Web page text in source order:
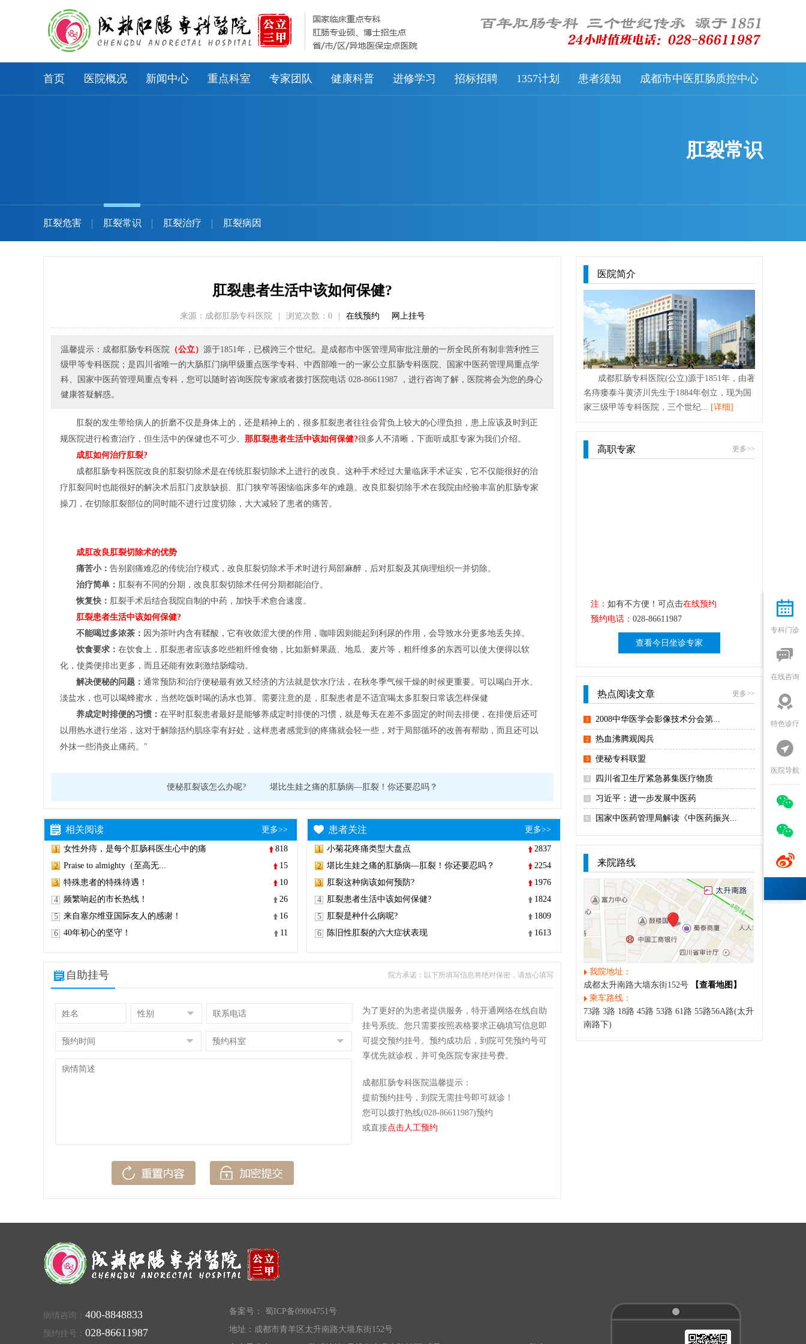
首页 医院概况 新闻中心 重点科室 专家团队 健康科普 进修学习 招标招聘 1357计划 患者须知 成都市中医肛肠质控中心
肛裂常识
肛裂危害 肛裂常识 肛裂治疗 肛裂病因
肛裂患者生活中该如何保健?
来源：成都肛肠专科医院 浏览次数： 0 在线预约 网上挂号
温馨提示：成都肛肠专科医院 （公立） 源于1851年，已横跨三个世纪。是成都市中医管理局审批注册的一所全民所有制非营利性三
级甲等专科医院；是四川省唯一的大肠肛门病甲级重点医学专科、中西部唯一的一家公立肛肠专科医院、国家中医药管理局重点学
科、国家中医药管理局重点专科，您可以随时咨询医院专家或者拨打医院电话 028-86611987 ，进行咨询了解，医院将会为您的身心
健康答疑解惑。
肛裂的发生带给病人的折磨不仅是身体上的，还是精神上的，很多肛裂患者往往会背负上较大的心理负担，患上应该及时到正
规医院进行检查治疗，但生活中的保健也不可少。 那肛裂患者生活中该如何保健?很多人不清晰，下面听成肛专家为我们介绍。
成肛如何治疗肛裂?
成都肛肠专科医院改良的肛裂切除术是在传统肛裂切除术上进行的改良。这种手术经过大量临床手术证实，它不仅能很好的治
疗肛裂同时也能很好的解决术后肛门皮肤缺损、肛门狭窄等困恼临床多年的难题。改良肛裂切除手术在我院由经验丰富的肛肠专家
操刀，在切除肛裂部位的同时能不进行过度切除，大大减轻了患者的痛苦。
成肛改良肛裂切除术的优势
痛苦小： 告别剧痛难忍的传统治疗模式，改良肛裂切除术手术时进行局部麻醉，后对肛裂及其病理组织一并切除。
治疗简单： 肛裂有不同的分期，改良肛裂切除术任何分期都能治疗。
恢复快： 肛裂手术后结合我院自制的中药，加快手术愈合速度。
肛裂患者生活中该如何保健?
不能喝过多浓茶： 因为茶叶内含有鞣酸，它有收敛涩大便的作用，咖啡因则能起到利尿的作用，会导致水分更多地丢失掉。
饮食要求： 在饮食上，肛裂患者应该多吃些粗纤维食物，比如新鲜果蔬、地瓜、麦片等，粗纤维多的东西可以使大便得以软
化，使粪便排出更多，而且还能有效刺激结肠蠕动。
解决便秘的问题： 通常预防和治疗便秘最有效又经济的方法就是饮水疗法，在秋冬季气候干燥的时候更重要。可以喝白开水、
淡盐水，也可以喝蜂蜜水，当然吃饭时喝的汤水也算。需要注意的是，肛裂患者是不适宜喝太多肛裂日常该怎样保健
养成定时排便的习惯： 在平时肛裂患者最好是能够养成定时排便的习惯，就是每天在差不多固定的时间去排便，在排便后还可
以用热水进行坐浴，这对于解除括约肌痉挛有好处，这样患者感觉到的疼痛就会轻一些，对于局部循环的改善有帮助，而且还可以
外抹一些消炎止痛药。"
便秘肛裂该怎么办呢? 堪比生娃之痛的肛肠病—肛裂！你还要忍吗？
相关阅读 更多>>
1 女性外痔，是每个肛肠科医生心中的痛
818
2
Praise to almighty（至高无...
15
3
特殊患者的特殊待遇！
10
4
频繁响起的市长热线！
26
5
来自塞尔维亚国际友人的感谢！
16
6
40年初心的坚守！ 11
患者关注 更多>>
1 小菊花疼痛类型大盘点
2837
2
堪比生娃之痛的肛肠病—肛裂！你还要忍吗？
2254
3
肛裂这种病该如何预防?
1976
4
肛裂患者生活中该如何保健?
1824
5
肛裂是种什么病呢?
1809
6
陈旧性肛裂的六大症状表现 1613
自助挂号 院方承诺：以下所填写信息将绝对保密，请放心填写
为了更好的为患者提供服务，特开通网络在线自助
挂号系统。您只需要按照表格要求正确填写信息即
可提交预约挂号。预约成功后，到院可凭预约号可
享优先就诊权，并可免医院专家挂号费。
成都肛肠专科医院温馨提示：
提前预约挂号，到院无需挂号即可就诊！
您可以拨打热线(028-86611987)预约
或直接点击人工预约
医院简介
成都肛肠专科医院(公立)源于1851年，由著
名痔瘘泰斗黄济川先生于1884年创立，现为国
家三级甲等专科医院，三个世纪...
[详细]
高职专家 更多>>
注： 如有不方便！可点击在线预约
预约电话： 028-86611987
查看今日坐诊专家
热点阅读文章 更多>>
1 2008中华医学会影像技术分会第...
2 热血沸腾观阅兵
3 便秘专科联盟
4 四川省卫生厅紧急募集医疗物质
5 习近平：进一步发展中医药
6 国家中医药管理局解读《中医药振兴...
来院路线
我院地址：
成都太升南路大墙东街152号
【查看地图】
乘车路线：
73路 3路 18路 45路 53路 61路 55路56A路(太升
南路下)

专科门诊

在线咨询

特色诊疗

医院导航



病情咨询： 400-8848833
预约挂号： 028-86611987
备案号：
蜀ICP备09004751号
地址：成都市青羊区太升南路大墙东街152号